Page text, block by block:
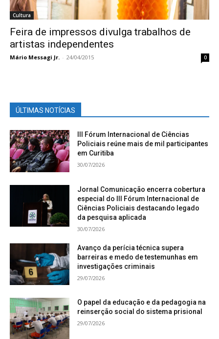
Cultura
Feira de impressos divulga trabalhos de
artistas independentes
Mário Messagi Jr. - 24/04/2015 0
ÚLTIMAS NOTÍCIAS
III Fórum Internacional de Ciências
Policiais reúne mais de mil participantes
em Curitiba
30/07/2026
Jornal Comunicação encerra cobertura
especial do III Fórum Internacional de
Ciências Policiais destacando legado
da pesquisa aplicada
30/07/2026
Avanço da perícia técnica supera
barreiras e medo de testemunhas em
investigações criminais
29/07/2026
O papel da educação e da pedagogia na
reinserção social do sistema prisional
29/07/2026